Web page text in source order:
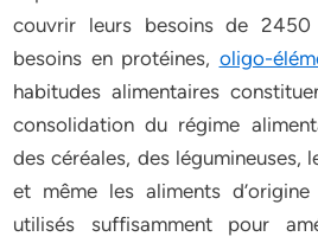
couvrir leurs besoins de
besoins en protéines, oligo-
habitudes alimentaires
consolidation du régime
des céréales, des légumineuses,
et même les aliments
utilisés suffisamment pour